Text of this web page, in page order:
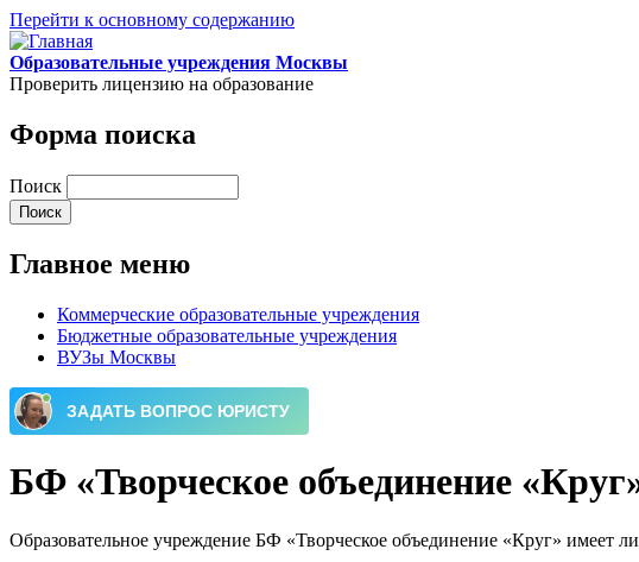
Перейти к основному содержанию
Образовательные учреждения Москвы
Проверить лицензию на образование
Форма поиска
Поиск
Главное меню
Коммерческие образовательные учреждения
Бюджетные образовательные учреждения
ВУЗы Москвы
БФ «Творческое объединение
Образовательное учреждение БФ «Творческое объединение «Круг» имеет